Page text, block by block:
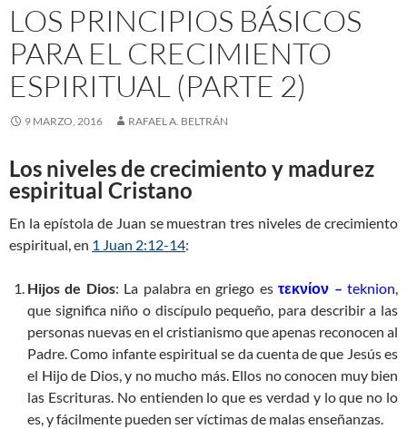
LOS PRINCIPIOS BÁSICOS
PARA EL CRECIMIENTO
ESPIRITUAL (PARTE 2)
9 MARZO, 2016 RAFAEL A. BELTRÁN
Los niveles de crecimiento y madurez
espiritual Cristano
En la epístola de Juan se muestran tres niveles de crecimiento
espiritual, en 1 Juan 2:12-14:
Hijos de Dios: La palabra en griego esτεκνίον –teknion,
que significa niño o discípulo pequeño, para describir a las
personas nuevas en el cristianismo que apenas reconocen al
Padre. Como infante espiritual se da cuenta de que Jesús es
el Hijo de Dios, y no mucho más. Ellos no conocen muy bien
las Escrituras. No entienden lo que es verdad y lo que no lo
es, y fácilmente pueden ser víctimas de malas enseñanzas.